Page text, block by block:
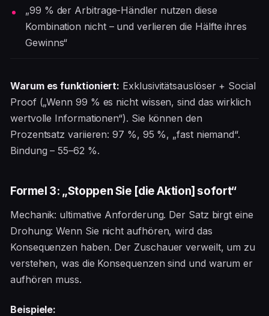
„99 % der Arbitrage-Händler nutzen diese
Kombination nicht – und verlieren die Hälfte ihres
Gewinns“
Warum es funktioniert: Exklusivitätsauslöser + Social
Proof („Wenn 99 % es nicht wissen, sind das wirklich
wertvolle Informationen“). Sie können den
Prozentsatz variieren: 97 %, 95 %, „fast niemand“.
Bindung – 55–62 %.
Formel 3: „Stoppen Sie [die Aktion] sofort“
Mechanik: ultimative Anforderung. Der Satz birgt eine
Drohung: Wenn Sie nicht aufhören, wird das
Konsequenzen haben. Der Zuschauer verweilt, um zu
verstehen, was die Konsequenzen sind und warum er
aufhören muss.
Beispiele: